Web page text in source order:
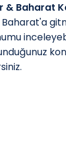
& Baharat